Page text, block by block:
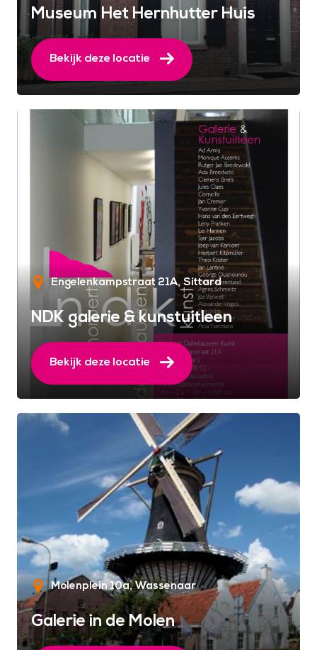
Museum Het Hernhutter Huis
Bekijk deze locatie
Engelenkampstraat 21A Sittard
NDK galerie & kunstuitleen
Bekijk deze locatie
Molenplein 10a Wassenaar
Galerie in de Molen